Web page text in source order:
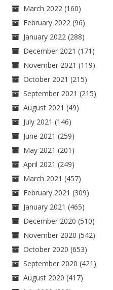
March 2022 (160)
February 2022 (96)
January 2022 (288)
December 2021 (171)
November 2021 (119)
October 2021 (215)
September 2021 (215)
August 2021 (49)
July 2021 (146)
June 2021 (259)
May 2021 (201)
April 2021 (249)
March 2021 (457)
February 2021 (309)
January 2021 (465)
December 2020 (510)
November 2020 (542)
October 2020 (653)
September 2020 (421)
August 2020 (417)